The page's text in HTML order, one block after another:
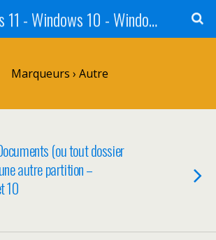
Windows 11 - Windows 10 - Windows 8 - Windows 7 - VISTA
Marqueurs › Autre
(ou tout dossier
autre partition –
10